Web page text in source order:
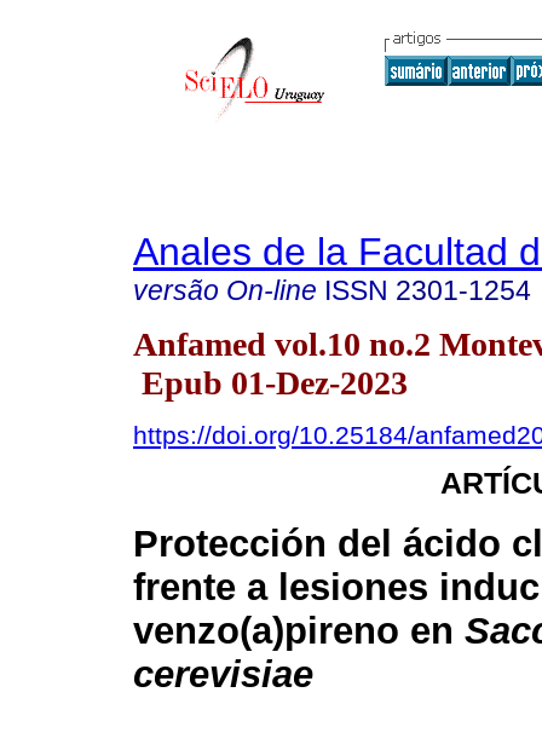
Anales de la Facultad
versão On-line ISSN 2301-1254
Anfamed vol.10 no.2
Epub 01-Dez-2023
https://doi.org/10.25184/
Protección del ácido
frente a lesiones
venzo(a)pireno en
cerevisiae